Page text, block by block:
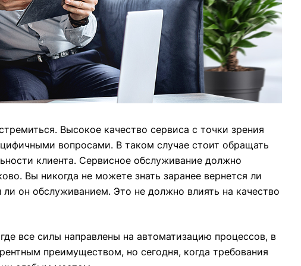
Высокое качество сервиса с точки зрения
вопросами. В таком случае стоит обращать
клиента. Сервисное обслуживание должно
Вы никогда не можете знать заранее вернется ли
он обслуживанием. Это не должно влиять на качество
все силы направлены на автоматизацию процессов, в
преимуществом, но сегодня, когда требования